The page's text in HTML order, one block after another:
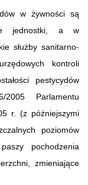
w żywności są
jednostki, a w
służby sanitarno-
kontroli
pestycydów
Parlamentu
r. (z późniejszymi
poziomów
pochodzenia
zmieniające